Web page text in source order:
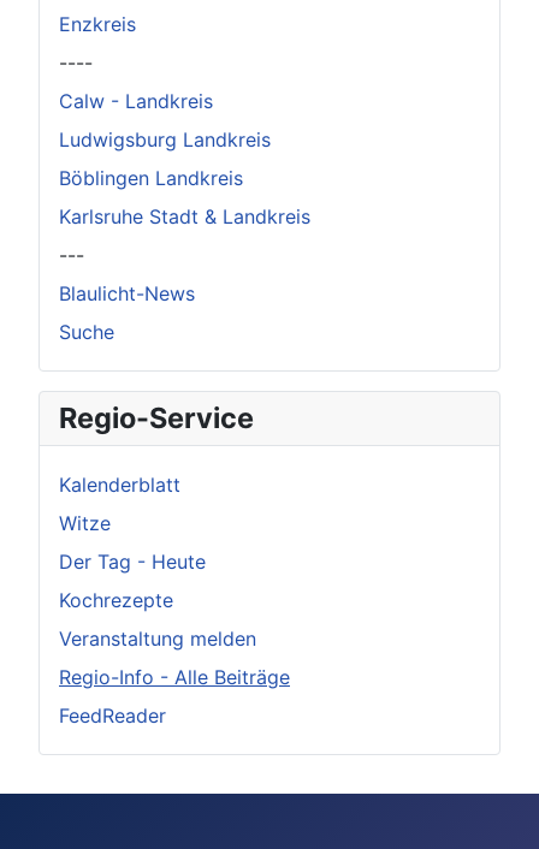
Enzkreis
----
Calw - Landkreis
Ludwigsburg Landkreis
Böblingen Landkreis
Karlsruhe Stadt & Landkreis
---
Blaulicht-News
Suche
Regio-Service
Kalenderblatt
Witze
Der Tag - Heute
Kochrezepte
Veranstaltung melden
Regio-Info - Alle Beiträge
FeedReader